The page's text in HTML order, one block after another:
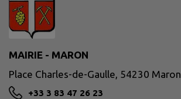
MAIRIE - MARON
Place Charles-de-Gaulle, 54230 Maron
+33 3 83 47 26 23